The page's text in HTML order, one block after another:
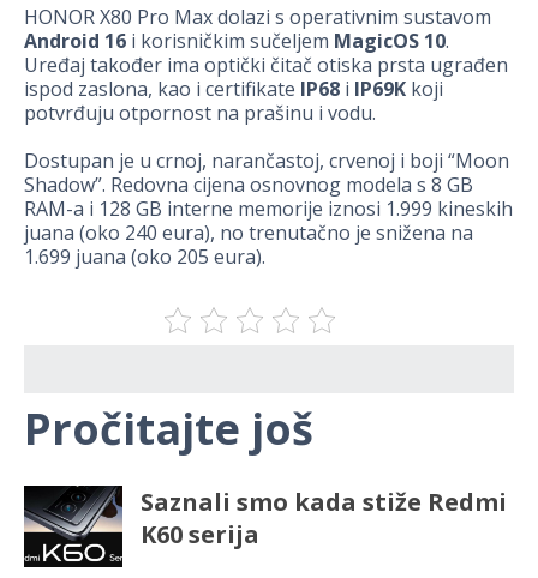
HONOR X80 Pro Max dolazi s operativnim sustavom
Android 16 i korisničkim sučeljem MagicOS 10.
Uređaj također ima optički čitač otiska prsta ugrađen
ispod zaslona, kao i certifikate IP68 i IP69K koji
potvrđuju otpornost na prašinu i vodu.
Dostupan je u crnoj, narančastoj, crvenoj i boji “Moon
Shadow”. Redovna cijena osnovnog modela s 8 GB
RAM-a i 128 GB interne memorije iznosi 1.999 kineskih
juana (oko 240 eura), no trenutačno je snižena na
1.699 juana (oko 205 eura).
Pročitajte još
Saznali smo kada stiže Redmi
K60 serija